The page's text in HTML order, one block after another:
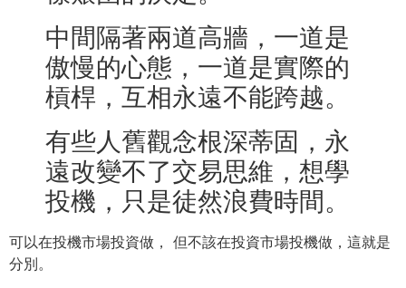
中間隔著兩道高牆，一道是
傲慢的心態，一道是實際的
槓桿，互相永遠不能跨越。
有些人舊觀念根深蒂固，永
遠改變不了交易思維，想學
投機，只是徒然浪費時間。
可以在投機市場投資做， 但不該在投資市場投機做，這就是
分別。